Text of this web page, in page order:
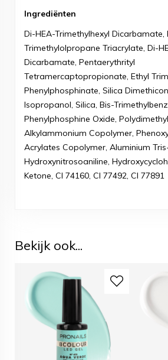
Ingrediënten
Di-HEA-Trimethylhexyl Dicarbamate,
Trimethylolpropane Triacrylate, Di-
Dicarbamate, Pentaerythrityl
Tetramercaptopropionate, Ethyl
Phenylphosphinate, Silica
Isopropanol, Silica, Bis-
Phenylphosphine Oxide,
Alkylammonium Copolymer,
Acrylates Copolymer, Aluminium
Hydroxynitrosoaniline,
Ketone, CI 74160, CI 77492, CI 77891
Bekijk ook...